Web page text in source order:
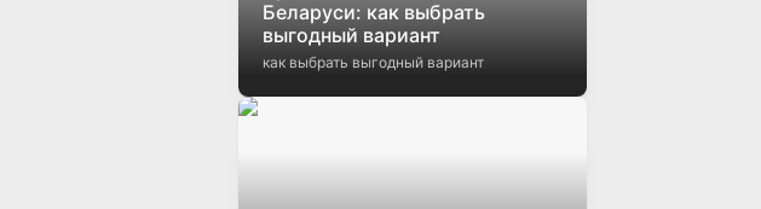
Кредиты на недвижимость в
Беларуси: как выбрать
выгодный вариант